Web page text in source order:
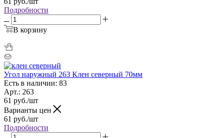
Подробности
В корзину
Угол наружный 263 Клен северный 70мм
Есть в наличии: 83
Арт.: 263
61 руб./шт
Варианты цен
61 руб./шт
Подробности